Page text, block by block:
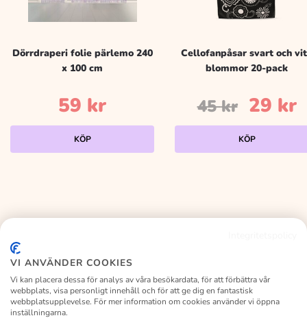
Dörrdraperi folie pärlemo 240
x 100 cm
59 kr
KÖP
Cellofanpåsar svart och
blommor 20-pack
45kr Det
45 kr.
29 kr
KÖP
VI ANVÄNDER COOKIES
Vi kan placera dessa för analys av våra besökardata, för att förbättra vår
webbplats, visa personligt innehåll och för att ge dig en fantastisk
webbplatsupplevelse. För mer information om cookies använder vi öppna
inställningarna.